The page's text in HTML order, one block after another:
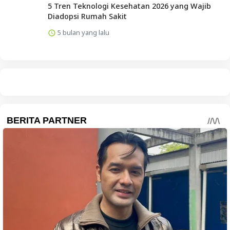
5 Tren Teknologi Kesehatan 2026 yang Wajib
Diadopsi Rumah Sakit
5 bulan yang lalu